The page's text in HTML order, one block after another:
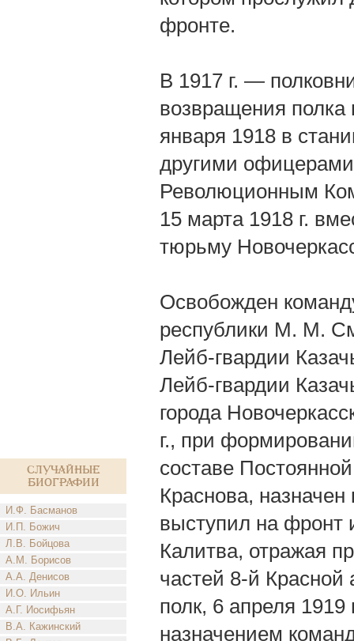
Случайные
биографии
И.Ф. Басманов
И.П. Божич
Л.В. Бойцова
А.М. Борисов
А.А. Денисов
И.О. Ильин
А.Г. Иосифьян
В.А. Кажинский
фронте.
В 1917 г. —
возвращения полка
января 1918 в
другими
Революционным
15 марта 1918 г.
тюрьму
Освобожден
республики M. M.
Лейб-гвардии
Лейб-гвардии
города
г., при
составе
Краснова,
выступил на фронт
Калитва, отражая
частей 8-й
полк, 6 апреля
назначением